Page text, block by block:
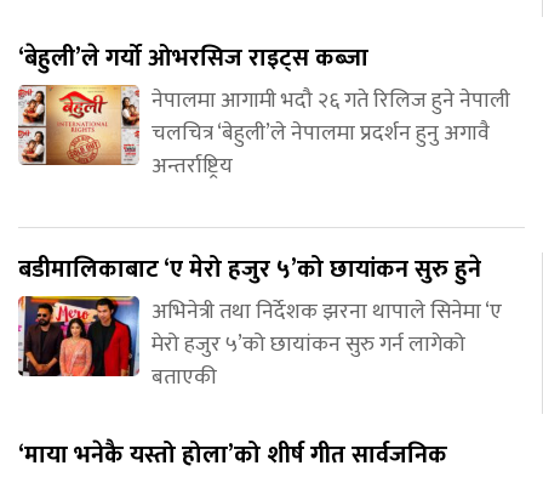
‘बेहुली’ले गर्यो ओभरसिज राइट्स कब्जा
नेपालमा आगामी भदौ २६ गते रिलिज हुने नेपाली
चलचित्र ‘बेहुली’ले नेपालमा प्रदर्शन हुनु अगावै
अन्तर्राष्ट्रिय
बडीमालिकाबाट ‘ए मेरो हजुर ५’को छायांकन सुरु हुने
अभिनेत्री तथा निर्देशक झरना थापाले सिनेमा ‘ए
मेरो हजुर ५’को छायांकन सुरु गर्न लागेको
बताएकी
‘माया भनेकै यस्तो होला’को शीर्ष गीत सार्वजनिक